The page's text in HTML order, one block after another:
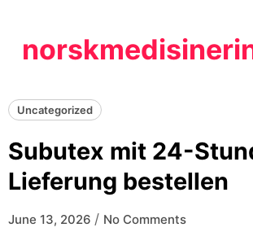
content
Uncategorized
Subutex mit 24-
Lieferung bestellen
June 13, 2026 / No Comments